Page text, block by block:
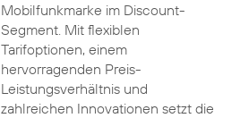
Mobilfunkmarke im Discount-
Segment. Mit flexiblen
Tarifoptionen, einem
hervorragenden Preis-
Leistungsverhältnis und
zahlreichen Innovationen setzt die